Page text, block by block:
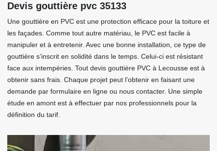
Devis gouttière pvc 35133
Une gouttière en PVC est une protection efficace pour la toiture et
les façades. Comme tout autre matériau, le PVC est facile à
manipuler et à entretenir. Avec une bonne installation, ce type de
gouttière s’inscrit en solidité dans le temps. Celui-ci est résistant
face aux intempéries. Tout devis gouttière PVC à Lecousse est à
obtenir sans frais. Chaque projet peut l’obtenir en faisant une
demande par formulaire en ligne ou nous contacter. Une simple
étude en amont est à effectuer par nos professionnels pour la
définition du tarif.